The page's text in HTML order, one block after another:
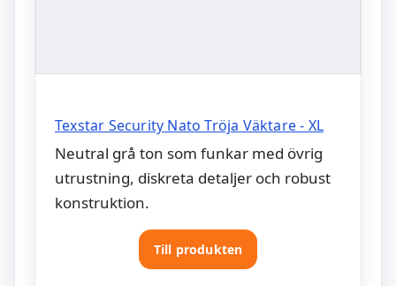
Texstar Security Nato Tröja Väktare - XL
Neutral grå ton som funkar med övrig
utrustning, diskreta detaljer och robust
konstruktion.
Till produkten